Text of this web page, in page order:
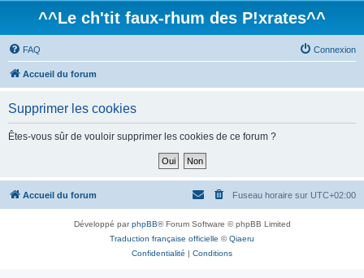
^^Le ch'tit faux-rhum des P!xrates^^
FAQ Connexion
Accueil du forum
Supprimer les cookies
Êtes-vous sûr de vouloir supprimer les cookies de ce forum ?
Accueil du forum Fuseau horaire sur UTC+02:00
Développé parphpBB® Forum Software © phpBB Limited
Traduction française officielle ©Qiaeru
Confidentialité | Conditions